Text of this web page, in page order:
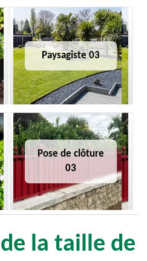
Paysagiste 03
Pose de clôture
03
la taille de